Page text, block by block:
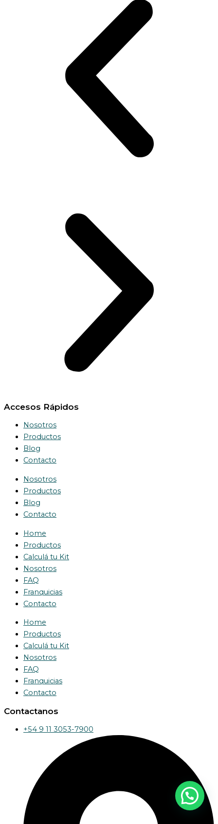
Accesos Rápidos
Nosotros
Productos
Blog
Contacto
Nosotros
Productos
Blog
Contacto
Home
Productos
Calculá tu Kit
Nosotros
FAQ
Franquicias
Contacto
Home
Productos
Calculá tu Kit
Nosotros
FAQ
Franquicias
Contacto
Contactanos
+54 9 11 3053-7900